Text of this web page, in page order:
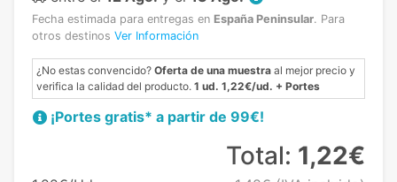
Fecha estimada para entregas en España Peninsular. Para
otros destinos Ver Información
¿No estas convencido? Oferta de una muestra al mejor precio y
verifica la calidad del producto. 1 ud. 1,22€/ud. + Portes
¡Portes gratis* a partir de 99€!
Total: 1,22€